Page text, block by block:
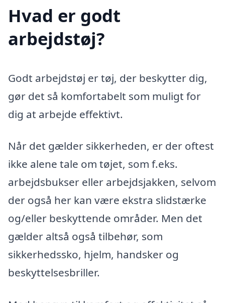
Hvad er godt
arbejdstøj?
Godt arbejdstøj er tøj, der beskytter dig,
gør det så komfortabelt som muligt for
dig at arbejde effektivt.
Når det gælder sikkerheden, er der oftest
ikke alene tale om tøjet, som f.eks.
arbejdsbukser eller arbejdsjakken, selvom
der også her kan være ekstra slidstærke
og/eller beskyttende områder. Men det
gælder altså også tilbehør, som
sikkerhedssko, hjelm, handsker og
beskyttelsesbriller.